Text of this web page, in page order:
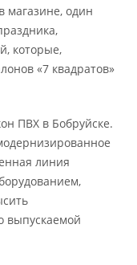
магазине, один
которые,
«7 квадратов»
ПВХ в Бобруйске.
линия
выпускаемой